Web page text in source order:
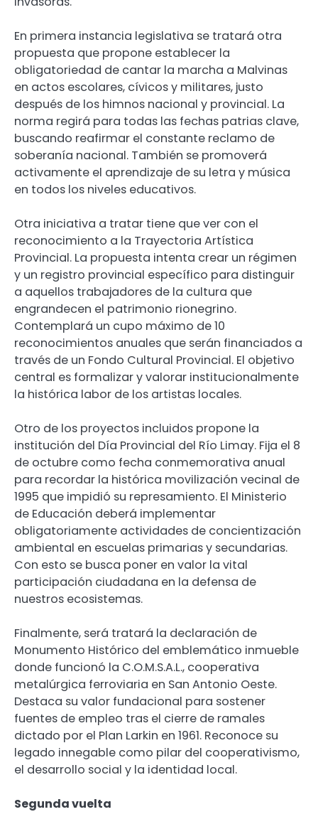
En primera instancia legislativa se tratará otra
propuesta que propone establecer la
obligatoriedad de cantar la marcha a Malvinas
en actos escolares, cívicos y militares, justo
después de los himnos nacional y provincial. La
norma regirá para todas las fechas patrias clave,
buscando reafirmar el constante reclamo de
soberanía nacional. También se promoverá
activamente el aprendizaje de su letra y música
en todos los niveles educativos.
Otra iniciativa a tratar tiene que ver con el
reconocimiento a la Trayectoria Artística
Provincial. La propuesta intenta crear un régimen
y un registro provincial específico para distinguir
a aquellos trabajadores de la cultura que
engrandecen el patrimonio rionegrino.
Contemplará un cupo máximo de 10
reconocimientos anuales que serán financiados a
través de un Fondo Cultural Provincial. El objetivo
central es formalizar y valorar institucionalmente
la histórica labor de los artistas locales.
Otro de los proyectos incluidos propone la
institución del Día Provincial del Río Limay. Fija el 8
de octubre como fecha conmemorativa anual
para recordar la histórica movilización vecinal de
1995 que impidió su represamiento. El Ministerio
de Educación deberá implementar
obligatoriamente actividades de concientización
ambiental en escuelas primarias y secundarias.
Con esto se busca poner en valor la vital
participación ciudadana en la defensa de
nuestros ecosistemas.
Finalmente, será tratará la declaración de
Monumento Histórico del emblemático inmueble
donde funcionó la C.O.M.S.A.L., cooperativa
metalúrgica ferroviaria en San Antonio Oeste.
Destaca su valor fundacional para sostener
fuentes de empleo tras el cierre de ramales
dictado por el Plan Larkin en 1961. Reconoce su
legado innegable como pilar del cooperativismo,
el desarrollo social y la identidad local.
Segunda vuelta